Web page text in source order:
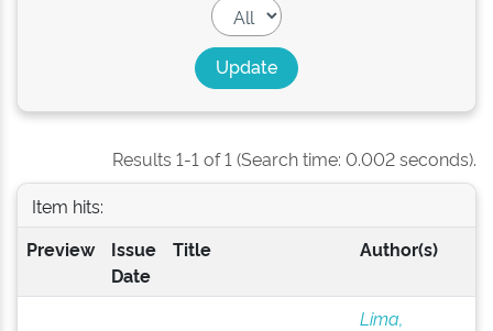
Results 1-1 of 1 (Search time: 0.002 seconds).
Item hits:
Preview
Issue
Date
Title Author(s)
Lima,